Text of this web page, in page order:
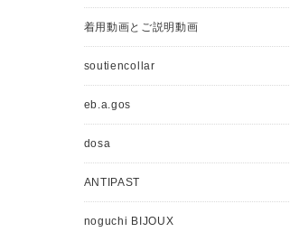
着用動画とご説明動画
soutiencollar
eb.a.gos
dosa
ANTIPAST
noguchi BIJOUX